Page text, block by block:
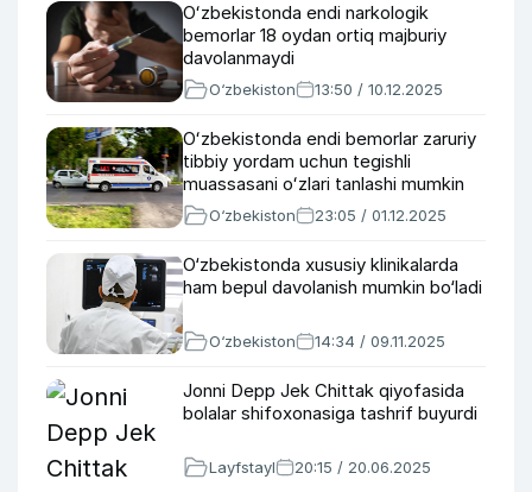
Oʻzbekistonda endi narkologik
bemorlar 18 oydan ortiq majburiy
davolanmaydi
O‘zbekiston 13:50 / 10.12.2025
Oʻzbekistonda endi bemorlar zaruriy
tibbiy yordam uchun tegishli
muassasani oʻzlari tanlashi mumkin
O‘zbekiston 23:05 / 01.12.2025
O‘zbekistonda xususiy klinikalarda
ham bepul davolanish mumkin bo‘ladi
O‘zbekiston 14:34 / 09.11.2025
Jonni Depp Jek Chittak qiyofasida
bolalar shifoxonasiga tashrif buyurdi
Layfstayl 20:15 / 20.06.2025